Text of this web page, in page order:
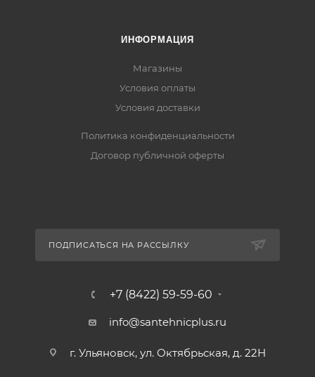
ИНФОРМАЦИЯ
Магазины
Условия оплаты
Условия доставки
Политика конфиденциальности
Договор публичной оферты
ПОДПИСАТЬСЯ НА РАССЫЛКУ
+7 (8422) 59-59-60
info@santehnicplus.ru
г. Ульяновск, ул. Октябрьская, д. 22Н